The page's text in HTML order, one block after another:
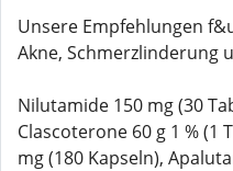
Unsere Empfehlungen
Akne, Schmerzlinderung
Nilutamide 150 mg (30
Clascoterone 60 g 1 % (1
mg (180 Kapseln),